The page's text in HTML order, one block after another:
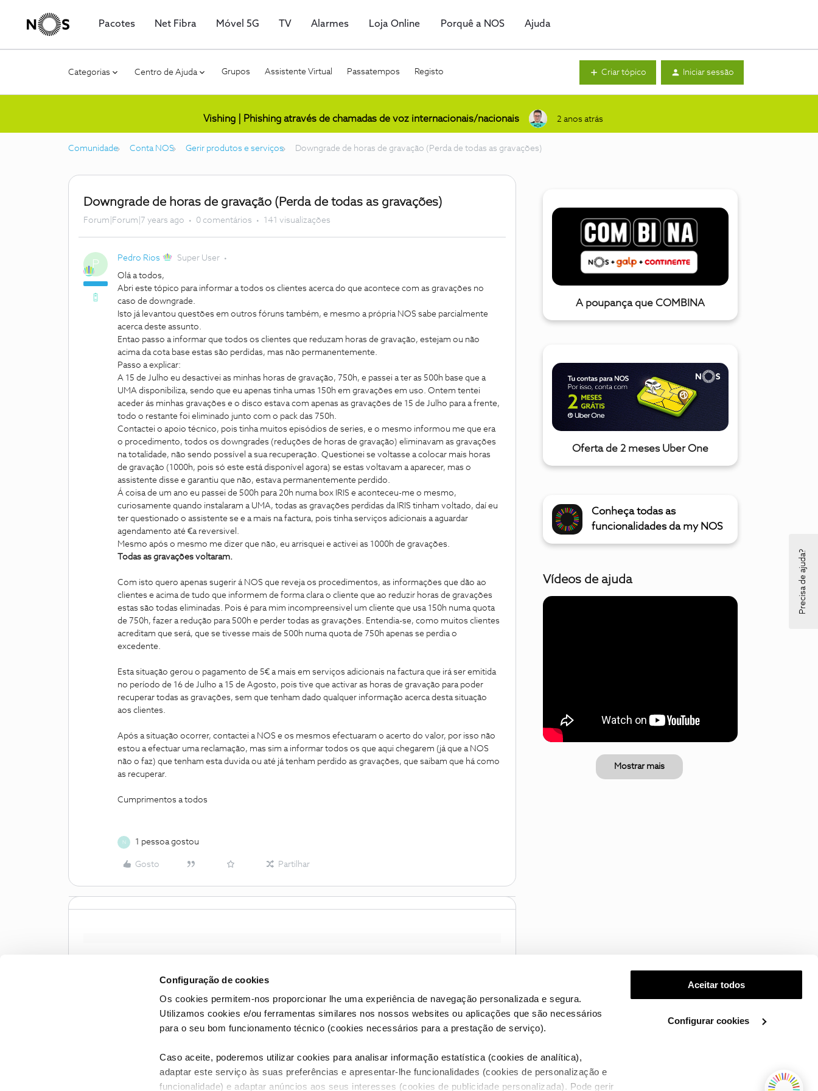
Configuração de cookies
Os cookies permitem-nos proporcionar lhe uma experiência de navegação personalizada e segura.
Utilizamos cookies e/ou ferramentas similares nos nossos websites ou aplicações que são necessários
para o seu bom funcionamento técnico (cookies necessários para a prestação de serviço).
Caso aceite, poderemos utilizar cookies para analisar informação estatística (cookies de analítica),
adaptar este serviço às suas preferências e apresentar-lhe funcionalidades (cookies de personalização e
funcionalidade) e adaptar anúncios aos seus interesses (cookies de publicidade personalizada). Pode gerir
Aceitar todos
Configurar cookies
Pacotes Net Fibra Móvel 5G TV Alarmes Loja Online Porquê a NOS Ajuda
Categorias Centro de Ajuda Grupos Assistente Virtual Passatempos Registo Criar tópico Iniciar sessão
Vishing | Phishing através de chamadas de voz internacionais/nacionais 2 anos atrás
Comunidade Conta NOS Gerir produtos e serviços Downgrade de horas de gravação (Perda de todas as gravações)
Downgrade de horas de gravação (Perda de todas as gravações)
Forum|Forum|7 years ago 0 comentários 141 visualizações
P Pedro Rios Super User
Olá a todos,
Abri este tópico para informar a todos os clientes acerca do que acontece com as gravações no
caso de downgrade.
Isto já levantou questões em outros fóruns também, e mesmo a própria NOS sabe parcialmente
acerca deste assunto.
Entao passo a informar que todos os clientes que reduzam horas de gravação, estejam ou não
acima da cota base estas são perdidas, mas não permanentemente.
Passo a explicar:
A 15 de Julho eu desactivei as minhas horas de gravação, 750h, e passei a ter as 500h base que a
UMA disponibiliza, sendo que eu apenas tinha umas 150h em gravações em uso. Ontem tentei
aceder ás minhas gravações e o disco estava com apenas as gravações de 15 de Julho para a frente,
todo o restante foi eliminado junto com o pack das 750h.
Contactei o apoio técnico, pois tinha muitos episódios de series, e o mesmo informou me que era
o procedimento, todos os downgrades (reduções de horas de gravação) eliminavam as gravações
na totalidade, não sendo possível a sua recuperação. Questionei se voltasse a colocar mais horas
de gravação (1000h, pois só este está disponível agora) se estas voltavam a aparecer, mas o
assistente disse e garantiu que não, estava permanentemente perdido.
Á coisa de um ano eu passei de 500h para 20h numa box IRIS e aconteceu-me o mesmo,
curiosamente quando instalaram a UMA, todas as gravações perdidas da IRIS tinham voltado, daí eu
ter questionado o assistente se e a mais na factura, pois tinha serviços adicionais a aguardar
agendamento até €a reversivel.
Mesmo após o mesmo me dizer que não, eu arrisquei e activei as 1000h de gravações.
Todas as gravações voltaram.
Com isto quero apenas sugerir á NOS que reveja os procedimentos, as informações que dão ao
clientes e acima de tudo que informem de forma clara o cliente que ao reduzir horas de gravações
estas são todas eliminadas. Pois é para mim incompreensivel um cliente que usa 150h numa quota
de 750h, fazer a redução para 500h e perder todas as gravações. Entendia-se, como muitos clientes
acreditam que será, que se tivesse mais de 500h numa quota de 750h apenas se perdia o
excedente.
Esta situação gerou o pagamento de 5€ a mais em serviços adicionais na factura que irá ser emitida
no período de 16 de Julho a 15 de Agosto, pois tive que activar as horas de gravação para poder
recuperar todas as gravações, sem que tenham dado qualquer informação acerca desta situação
aos clientes.
Após a situação ocorrer, contactei a NOS e os mesmos efectuaram o acerto do valor, por isso não
estou a efectuar uma reclamação, mas sim a informar todos os que aqui chegarem (já que a NOS
não o faz) que tenham esta duvida ou até já tenham perdido as gravações, que saibam que há como
as recuperar.
Cumprimentos a todos
N 1 pessoa gostou
Gosto Partilhar
A poupança que COMBINA
Oferta de 2 meses Uber One
Conheça todas as
funcionalidades da my NOS
Vídeos de ajuda
Mostrar mais
Condições do Fórum NOS Accessibility statement
Precisa de ajuda?